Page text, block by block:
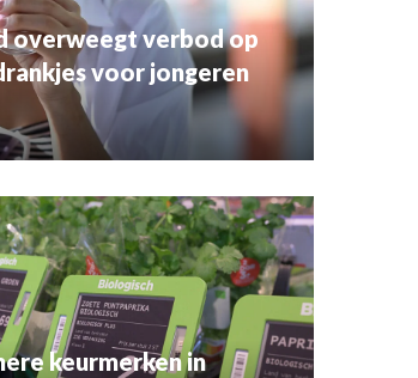
overweegt verbod op
voor jongeren
keurmerken in